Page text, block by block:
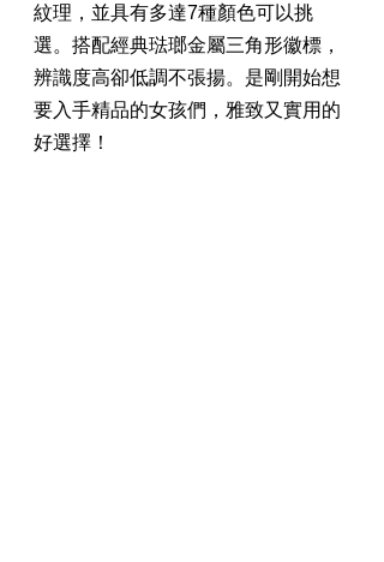
紋理，並具有多達7種顏色可以挑
選。搭配經典琺瑯金屬三角形徽標，
辨識度高卻低調不張揚。是剛開始想
要入手精品的女孩們，雅致又實用的
好選擇！